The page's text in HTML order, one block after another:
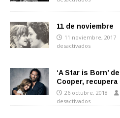
11 de noviembre
11 noviembre, 2017
desactivados
‘A Star is Born’
Cooper, recupera
26 octubre, 2018
desactivados